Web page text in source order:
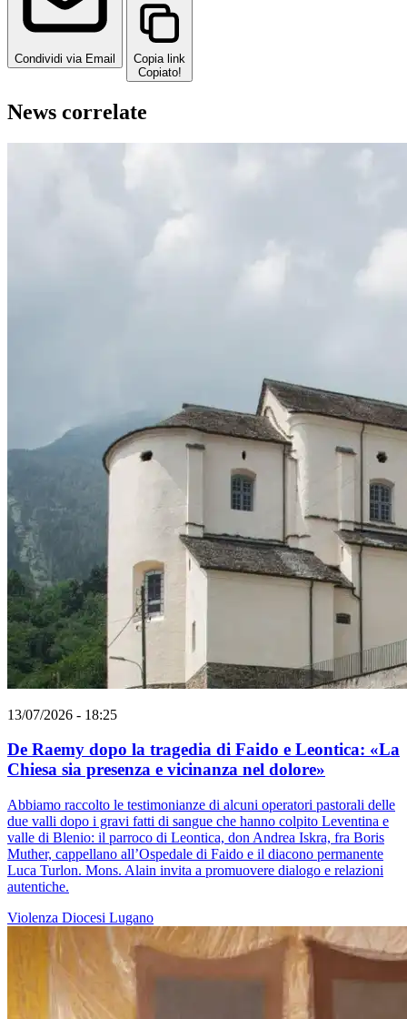
Condividi via Email
Copia link
Copiato!
News correlate
13/07/2026 - 18:25
De Raemy dopo la tragedia di Faido e Leontica: «La
Chiesa sia presenza e vicinanza nel dolore»
Abbiamo raccolto le testimonianze di alcuni operatori pastorali delle
due valli dopo i gravi fatti di sangue che hanno colpito Leventina e
valle di Blenio: il parroco di Leontica, don Andrea Iskra, fra Boris
Muther, cappellano all’Ospedale di Faido e il diacono permanente
Luca Turlon. Mons. Alain invita a promuovere dialogo e relazioni
autentiche.
Violenza Diocesi Lugano